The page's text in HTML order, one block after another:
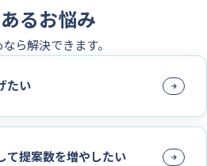
るお悩み
ら解決できます。
たい
て提案数を増やしたい